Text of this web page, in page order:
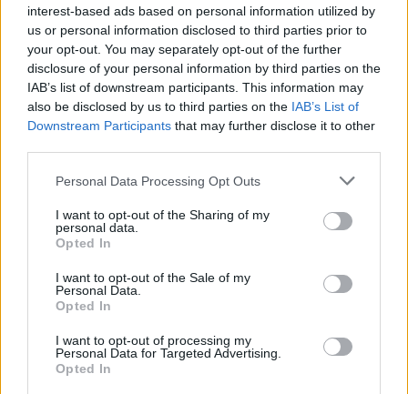
interest-based ads based on personal information utilized by
us or personal information disclosed to third parties prior to
your opt-out. You may separately opt-out of the further
disclosure of your personal information by third parties on the
IAB’s list of downstream participants. This information may
also be disclosed by us to third parties on the IAB’s List of
Downstream Participants that may further disclose it to other
Please note that this website/app uses one or more Google
not limited to your visit or usage behaviour. You may click to
grant or deny consent to Google and its third-party tags to
use your data for below specified purposes in below Google
consent section.
Personal Data Processing Opt Outs
I want to opt-out of the Sharing of my
personal data.
Opted In
I want to opt-out of the Sale of my
Personal Data.
Opted In
I want to opt-out of processing my
Personal Data for Targeted Advertising.
Opted In
Történelmi táj, amelynek minden köve
mesél – megújul a tatai Angolkert
M1 bővítés: már zajlik a teljesen új
Bicske Kelet csomópont építése
Új gyalogosátkelők és jelzőlámpás
csomópont épül Angyalföldön
Hódmezővásárhely jó hírű református
iskoláját